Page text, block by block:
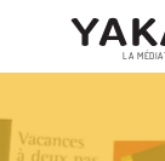
au
contenu
LA